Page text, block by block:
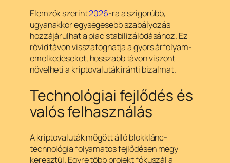
Elemzők szerint2026-ra a szigorúbb,
ugyanakkor egységesebb szabályozás
hozzájárulhat a piac stabilizálódásához. Ez
rövid távon visszafoghatja a gyors árfolyam-
emelkedéseket, hosszabb távon viszont
növelheti a kriptovaluták iránti bizalmat.
Technológiai fejlődés és
valós felhasználás
A kriptovaluták mögött álló blokklánc-
technológia folyamatos fejlődésen megy
keresztül. Egyre több projekt fókuszál a